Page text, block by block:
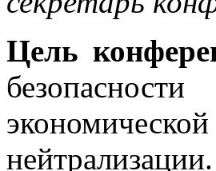
Цель